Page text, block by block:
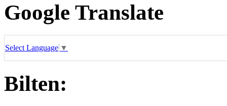
Google Translate
Select Language ▼
Bilten: